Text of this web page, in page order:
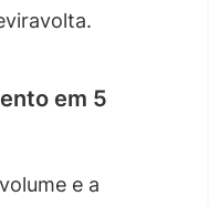
em 5
e a